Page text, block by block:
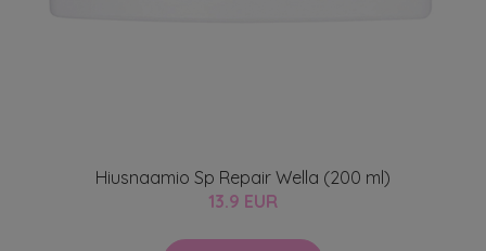
Hiusnaamio Sp Repair Wella (200 ml)
13.9 EUR